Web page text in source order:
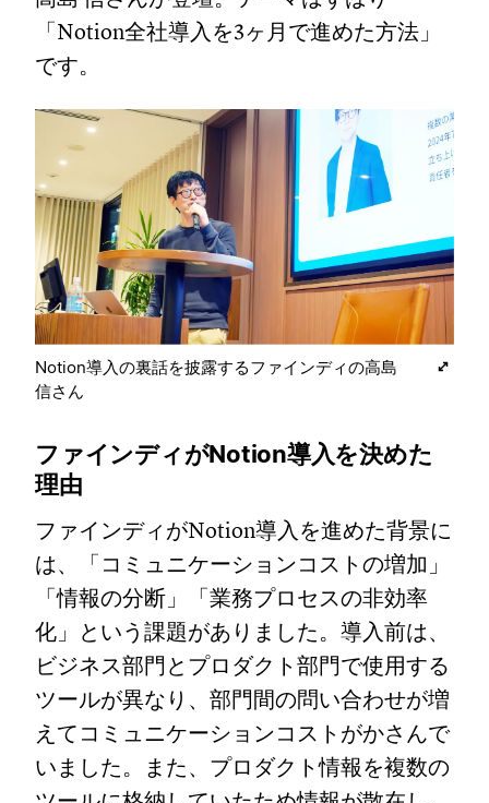
「Notion全社導入を3ヶ月で進めた方法」
です。
Notion導入の裏話を披露するファインディの高島
信さん
ファインディがNotion導入を決めた
理由
ファインディがNotion導入を進めた背景に
は、「コミュニケーションコストの増加」
「情報の分断」「業務プロセスの非効率
化」という課題がありました。導入前は、
ビジネス部門とプロダクト部門で使用する
ツールが異なり、部門間の問い合わせが増
えてコミュニケーションコストがかさんで
いました。また、プロダクト情報を複数の